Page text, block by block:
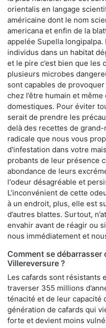
orientalis en langage
américaine dont le nom
americana et enfin de la
appelée Supella longipalpa.
individus dans un habitat
et le pire c’est bien que les
plusieurs microbes
sont capables de
chez l’être humain et
domestiques. Pour éviter
serait de prendre les
delà des recettes de
radicale que nous vous
d'infestation dans votre
probants de leur présence
abondance de leurs
l'odeur désagréable et
L’inconvénient de cette
à un endroit, plus, elle est
d’autres blattes. Surtout,
envahir avant de réagir ou
nous immédiatement et
Comment se débarrasser
Villereversure ?
Les cafards sont résistants
traverser 355 millions
ténacité et de leur capacité
génération de cafards qui
forte et devient moins